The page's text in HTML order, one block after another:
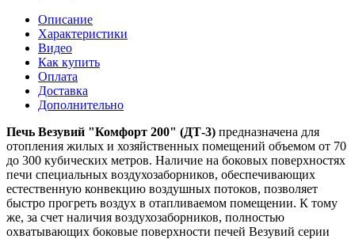
Описание
Характеристики
Видео
Как купить
Оплата
Доставка
Дополнительно
Печь Везувий "Комфорт 200" (ДТ-3) предназначена для
отопления жилых и хозяйственных помещений объемом от 70
до 300 кубических метров. Наличие на боковых поверхностях
печи специальных воздухозаборников, обеспечивающих
естественную конвекцию воздушных потоков, позволяет
быстро прогреть воздух в отапливаемом помещении. К тому
же, за счет наличия воздухозаборников, полностью
охватывающих боковые поверхности печей Везувий серии